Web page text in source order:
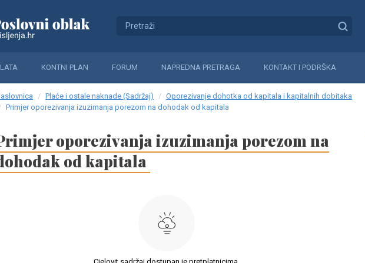
KONTNI PLAN FORUM NAPREDNA PRETRAGA KONTAKT I PODRŠKA
Plaće i ostale naknade (Sadržaj)
Oporezivanje dohotka od kapitala i kapitalnih dobitaka
Primjer oporezivanja izuzimanja porezom na dohodak od kapitala
oporezivanja izuzimanja porezom na
od kapitala